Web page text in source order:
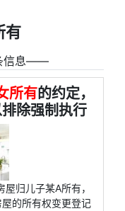
有
信息――
所有的约定，
除强制执行
归儿子某A所有，
的所有权变更登记